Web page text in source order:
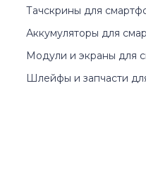
Тачскрины для
Аккумуляторы для
Модули и экраны для
Шлейфы и запчасти